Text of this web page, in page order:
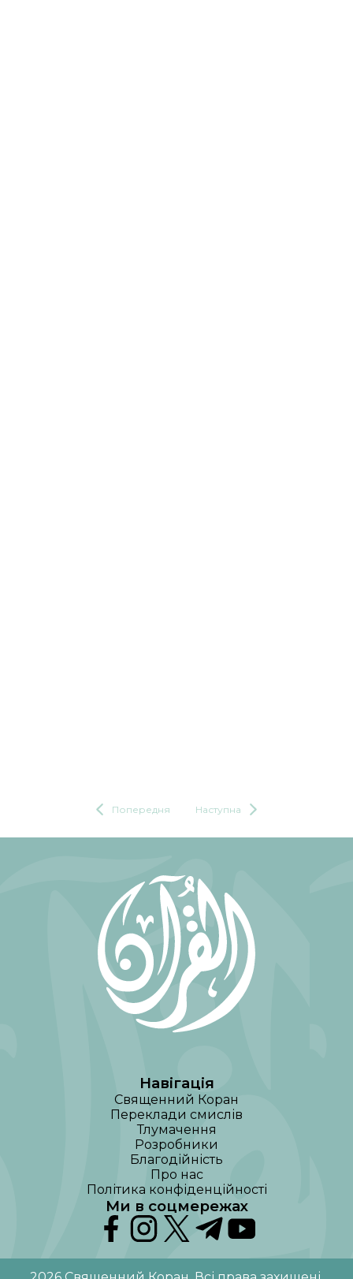
Попередня Наступна
Навігація
Священний Коран
Переклади смислів
Тлумачення
Розробники
Благодійність
Про нас
Політика конфіденційності
Ми в соцмережах